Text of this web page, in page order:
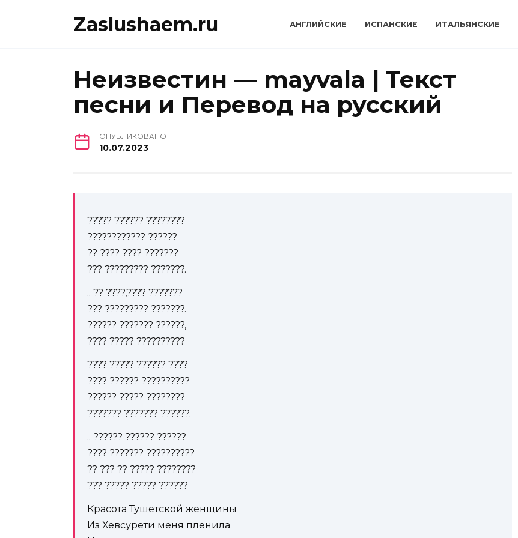
Zaslushaem.ru АНГЛИЙСКИЕ ИСПАНСКИЕ ИТАЛЬЯНСКИЕ
Неизвестин — mayvala | Текст
песни и Перевод на русский
ОПУБЛИКОВАНО
10.07.2023
????? ?????? ????????
???????????? ??????
?? ???? ???? ???????
??? ????????? ???????.
.. ?? ????,???? ???????
??? ????????? ???????.
?????? ??????? ??????,
???? ????? ??????????
???? ????? ?????? ????
???? ?????? ??????????
?????? ????? ????????
??????? ??????? ??????.
.. ?????? ?????? ??????
???? ??????? ??????????
?? ??? ?? ????? ????????
??? ????? ????? ??????
Красота Тушетской женщины
Из Хевсурети меня пленила